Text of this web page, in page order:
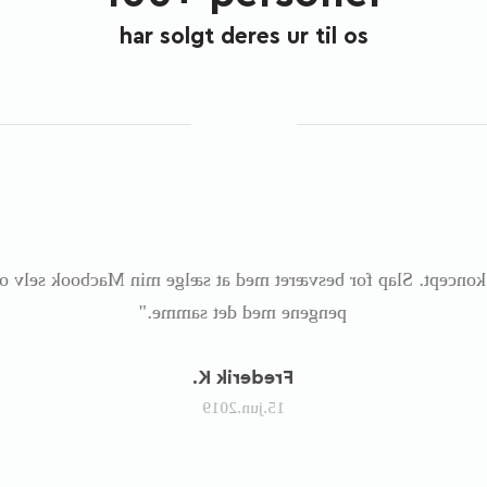
har solgt deres ur til os
Slap for besværet med at sælge min Macbook selv
pengene med det samme."
Frederik K.
15.jun.2019